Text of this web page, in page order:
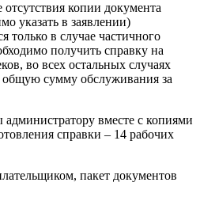
копии документа
указать в заявлении)
только в случае частичного
получить справку на
во всех остальных случаях
общую сумму обслуживания за
администратору вместе с копиями
справки – 14 рабочих
пакет документов